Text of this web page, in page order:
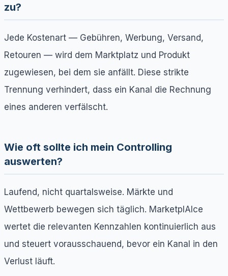
zu?
Jede Kostenart — Gebühren, Werbung, Versand,
Retouren — wird dem Marktplatz und Produkt
zugewiesen, bei dem sie anfällt. Diese strikte
Trennung verhindert, dass ein Kanal die Rechnung
eines anderen verfälscht.
Wie oft sollte ich mein Controlling
auswerten?
Laufend, nicht quartalsweise. Märkte und
Wettbewerb bewegen sich täglich. MarketplAIce
wertet die relevanten Kennzahlen kontinuierlich aus
und steuert vorausschauend, bevor ein Kanal in den
Verlust läuft.